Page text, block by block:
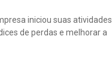
iniciou suas atividades
de perdas e melhorar a